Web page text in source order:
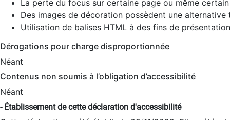
La perte du focus sur certaine page ou même
Des images de décoration possèdent une alternative
Utilisation de balises HTML à des fins de
Dérogations pour charge disproportionnée
Néant
Contenus non soumis à l’obligation d’accessibilité
Néant
- Établissement de cette déclaration d'accessibilité